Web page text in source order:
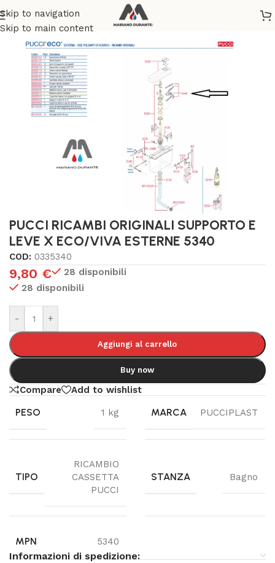
Skip to navigation
Skip to main content
Home/SANITARI/RICAMBI E ACCESSORI CASSETTE WC
PUCCI RICAMBI ORIGINALI SUPPORTO E
LEVE X ECO/VIVA ESTERNE 5340
COD: 0335340
9,80 €
28 disponibili
28 disponibili
- +
Aggiungi al carrello
Buy now
Compare Add to wishlist
PESO 1 kg MARCA PUCCIPLAST
TIPO
RICAMBIO
CASSETTA
PUCCI
STANZA Bagno
MPN 5340
Informazioni di spedizione: